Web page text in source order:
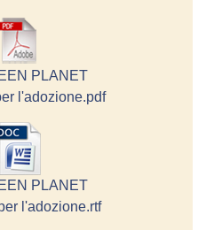
PLANET
l'adozione.pdf
PLANET
l'adozione.rtf